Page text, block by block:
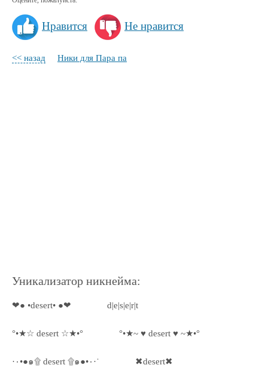
Нравится Не нравится
<< назад Ники для Пара па
Уникализатор никнейма:
❤● •desert• ●❤ d|e|s|e|r|t
°•★☆ desert ☆★•° °•★~ ♥ desert ♥ ~★•°
·٠•●๑۩ desert ۩๑●•٠·˙ ✖desert✖